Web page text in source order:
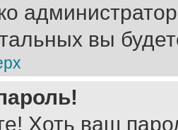
вы
Хоть ваш